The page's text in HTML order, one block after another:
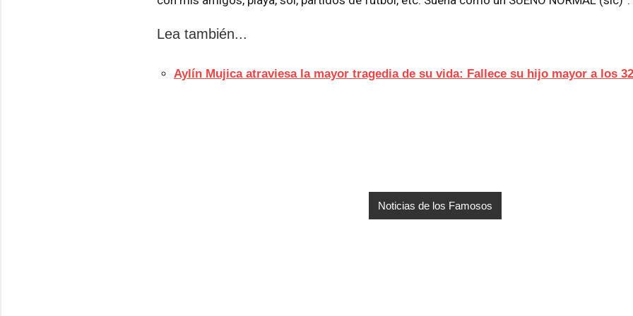
Lea también...
Aylín Mujica atraviesa la mayor tragedia de su vida: Fallece su hijo mayor a los
Noticias de los Famosos